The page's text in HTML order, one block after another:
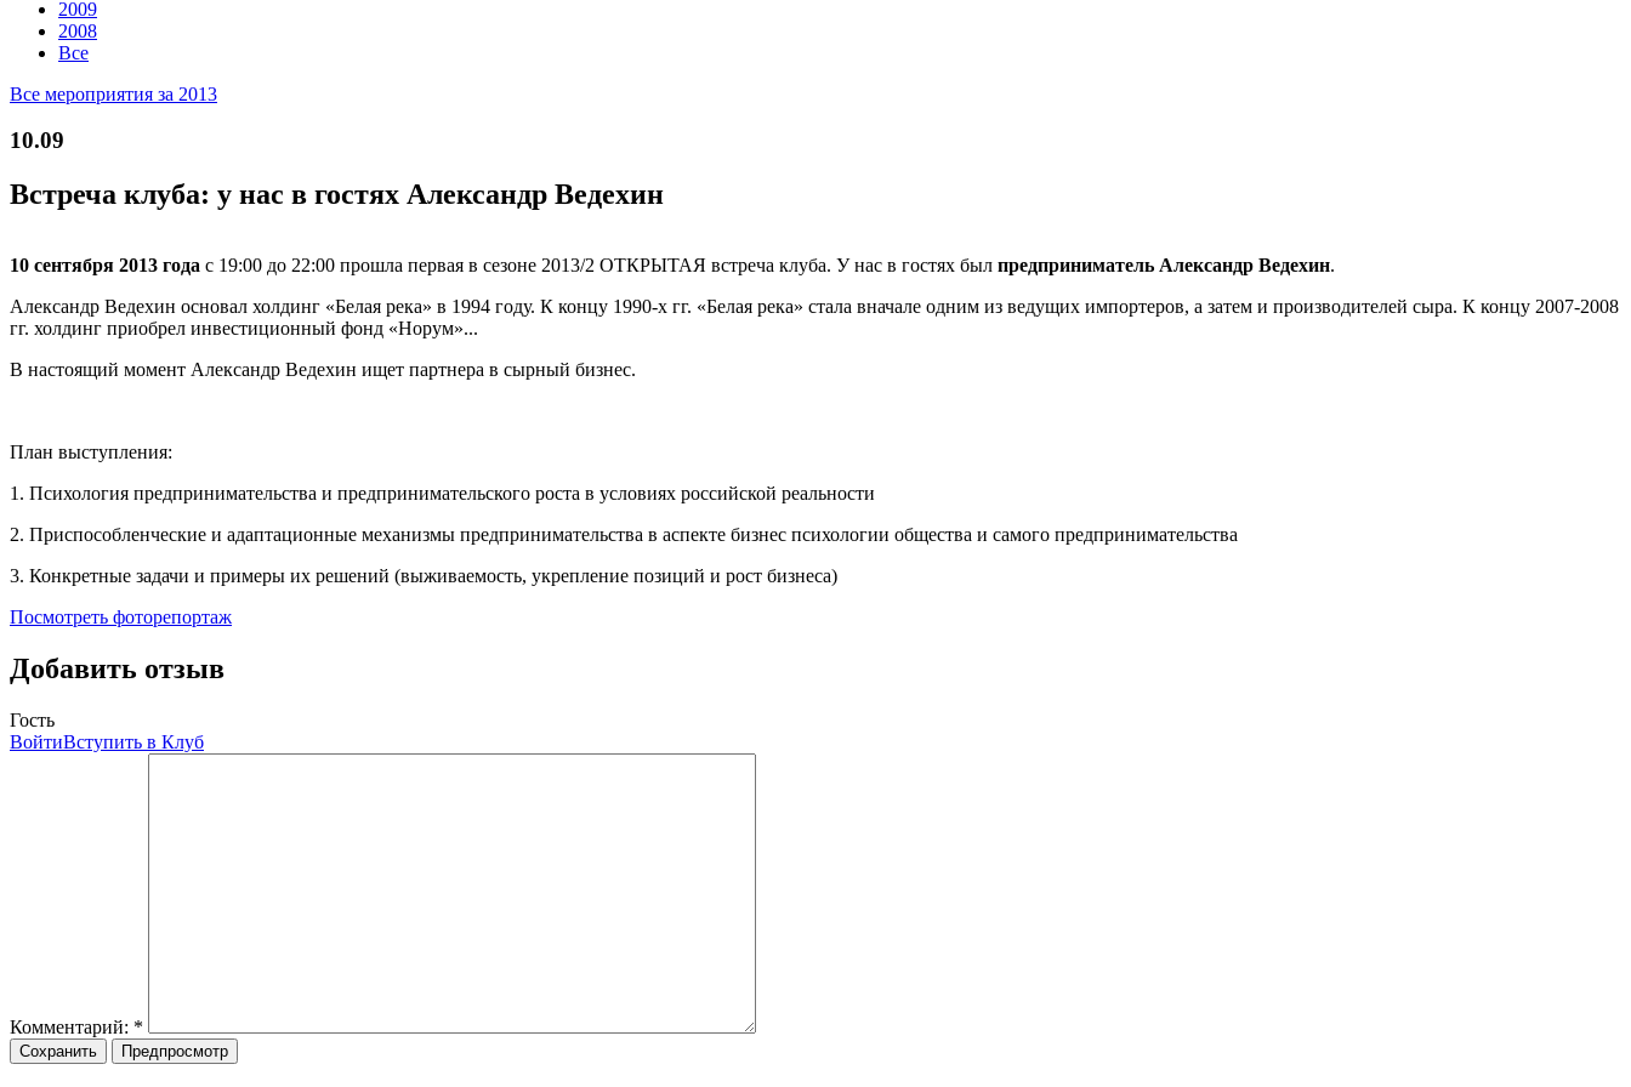
2009
2008
Все
Все мероприятия за 2013
10.09
Встреча клуба: у нас в гостях Александр Ведехин
10 сентября 2013 года с 19:00 до 22:00 прошла первая в сезоне 2013/2 ОТКРЫТАЯ встреча клуба. У нас в гостях был предприниматель Александр Ведехин.
Александр Ведехин основал холдинг «Белая река» в 1994 году. К концу 1990-х гг. «Белая река» стала вначале одним из ведущих импортеров, а затем и производителей сыра. К концу 2007-2008
гг. холдинг приобрел инвестиционный фонд «Норум»...
В настоящий момент Александр Ведехин ищет партнера в сырный бизнес.
План выступления:
1. Психология предпринимательства и предпринимательского роста в условиях российской реальности
2. Приспособленческие и адаптационные механизмы предпринимательства в аспекте бизнес психологии общества и самого предпринимательства
3. Конкретные задачи и примеры их решений (выживаемость, укрепление позиций и рост бизнеса)
Посмотреть фоторепортаж
Добавить отзыв
Гость
ВойтиВступить в Клуб
Комментарий: *